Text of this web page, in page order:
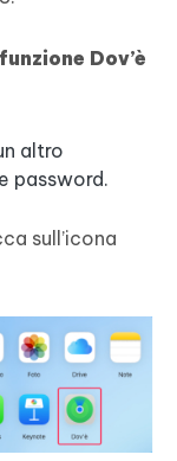
Dov’è
altro
password.
sull’icona